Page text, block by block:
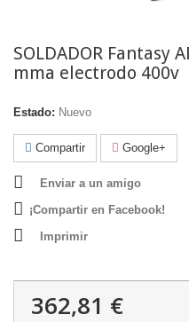
SOLDADOR Fantasy
mma electrodo 400v
Estado: Nuevo
Compartir Google+
Enviar a un amigo
¡Compartir en Facebook!
Imprimir
362,81 €